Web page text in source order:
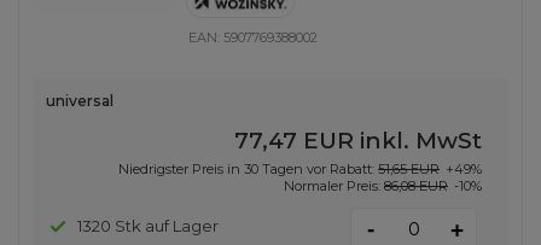
EAN: 5907769388002
universal
77,47 EUR inkl. MwSt
Niedrigster Preis in 30 Tagen vor Rabatt: 51,65 EUR +49%
Normaler Preis: 86,08 EUR -10%
1320 Stk auf Lager - +